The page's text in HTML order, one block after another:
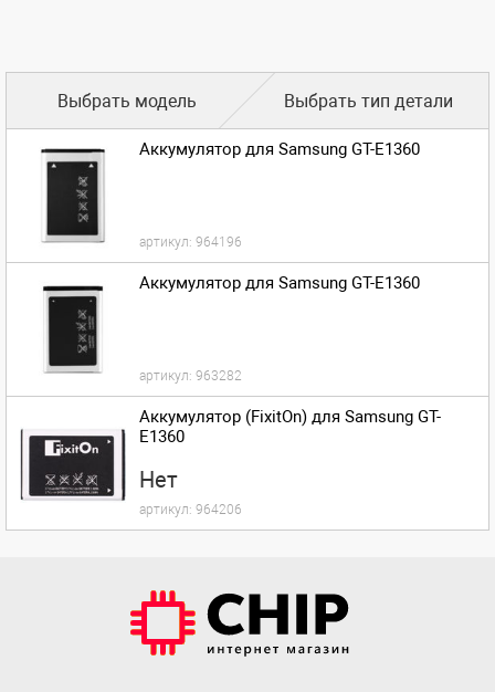
Выбрать модель Выбрать тип детали
Аккумулятор для Samsung GT-E1360
артикул: 964196
Аккумулятор для Samsung GT-E1360
артикул: 963282
Аккумулятор (FixitOn) для Samsung GT-
E1360
Нет
артикул: 964206